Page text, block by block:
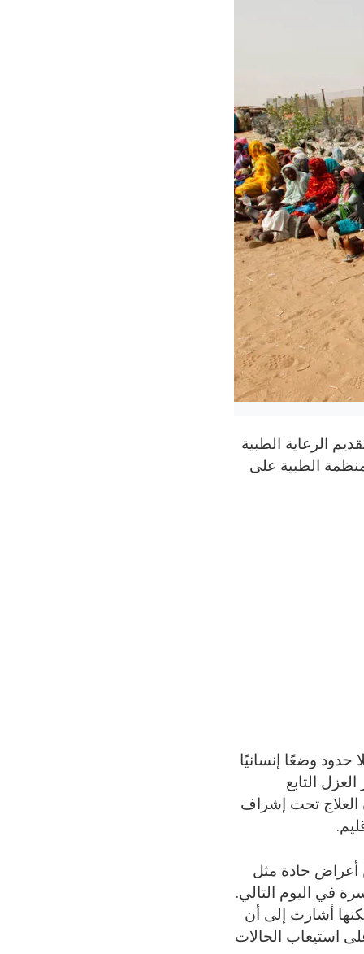
الرعاية الطبية
الطبية على
وضعًا إنسانيًا
التابع
العلاج تحت إشراف
أعراض حادة مثل
في اليوم التالي.
أشارت إلى أن
استيعاب الحالات